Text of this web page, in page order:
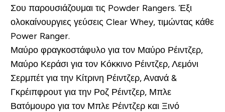
Σου παρουσιάζουμαι τις Powder Rangers. Έξι
ολοκαίνουργιες γεύσεις Clear Whey, τιμώντας κάθε
Power Ranger.
Μαύρο φραγκοστάφυλο για τον Μαύρο Ρέιντζερ,
Μαύρο Κεράσι για τον Κόκκινο Ρέιντζερ, Λεμόνι
Σερμπέτ για την Κίτρινη Ρέιντζερ, Ανανά &
Γκρέιπφρουτ για την Ροζ Ρέιντζερ, Μπλε
Βατόμουρο για τον Μπλε Ρέιντζερ και Ξινό